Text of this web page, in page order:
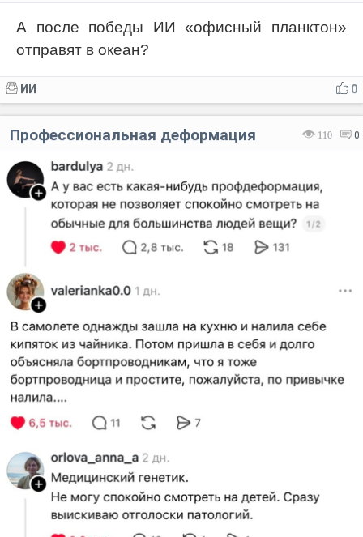
А после победы ИИ «офисный планктон»
отправят в океан?
0
ИИ
110 0
Профессиональная деформация